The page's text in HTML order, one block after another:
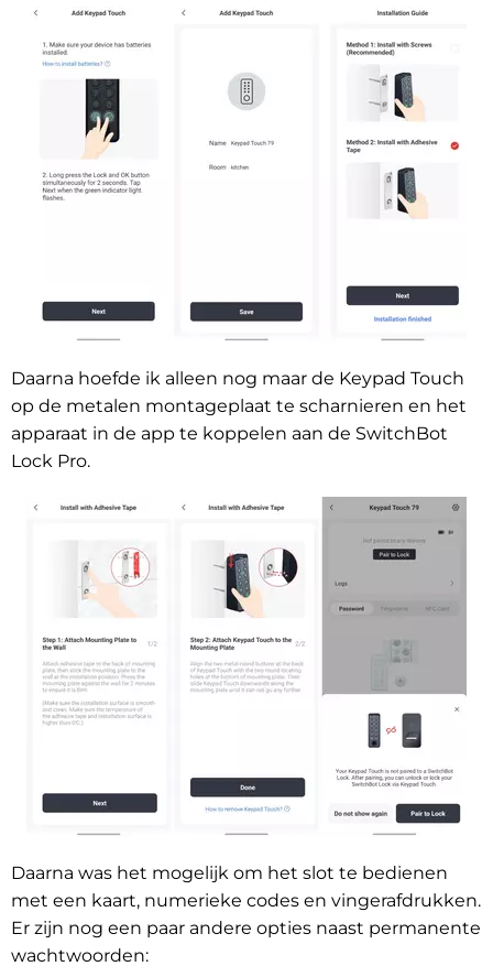
Daarna hoefde ik alleen nog maar de Keypad Touch
op de metalen montageplaat te scharnieren en het
apparaat in de app te koppelen aan de SwitchBot
Lock Pro.
Daarna was het mogelijk om het slot te bedienen
met een kaart, numerieke codes en vingerafdrukken.
Er zijn nog een paar andere opties naast permanente
wachtwoorden: